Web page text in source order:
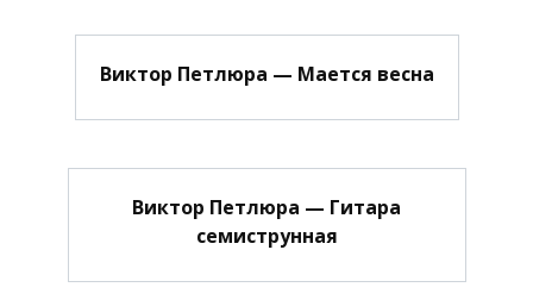
Виктор Петлюра — Мается весна
Виктор Петлюра — Гитара
семиструнная